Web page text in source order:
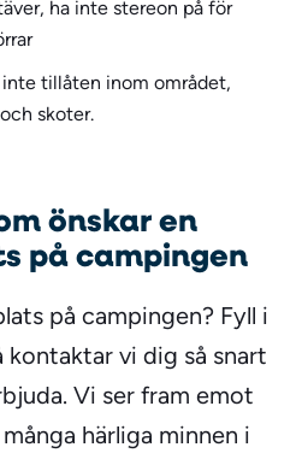
ha inte stereon på för
inte tillåten inom området,
skoter.
önskar en
på campingen
på campingen? Fyll i
kontaktar vi dig så snart
Vi ser fram emot
härliga minnen i